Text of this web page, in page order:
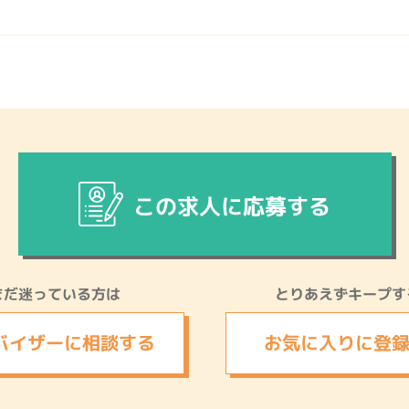
この求人に応募する
迷っている方は
イザーに相談する
とりあえずキープす
お気に入りに登